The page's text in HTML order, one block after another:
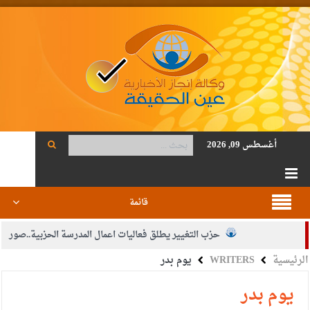
أغسطس 09, 2026
قائمة
حزب التغيير يطلق فعاليات اعمال المدرسة الحزبية..صور
الجيش يفتح باب التجنيد لحملة البكالوريوس في الحقوق والقانون
بيان اجتماع عمّان:دعم الوصاية الهاشمية التاريخية على المقدسات
الرئيسية WRITERS يوم بدر
يوم بدر